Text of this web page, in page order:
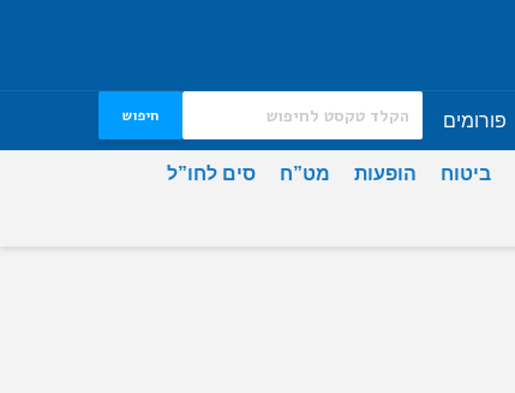
פורומים חיפוש
ביטוח הופעות מט”ח סים לחו”ל